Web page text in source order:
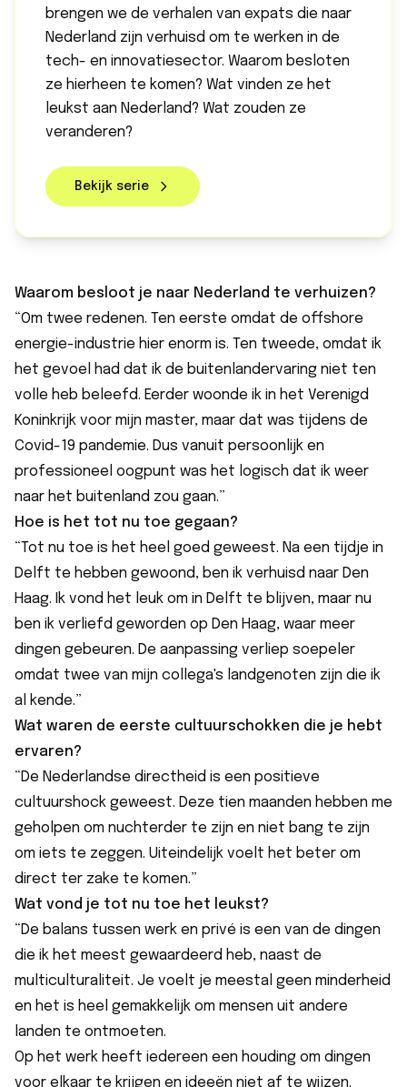
brengen we de verhalen van expats die naar
Nederland zijn verhuisd om te werken in de
tech- en innovatiesector. Waarom besloten
ze hierheen te komen? Wat vinden ze het
leukst aan Nederland? Wat zouden ze
veranderen?
Bekijk serie
Waarom besloot je naar Nederland te verhuizen?
“Om twee redenen. Ten eerste omdat de offshore
energie-industrie hier enorm is. Ten tweede, omdat ik
het gevoel had dat ik de buitenlandervaring niet ten
volle heb beleefd. Eerder woonde ik in het Verenigd
Koninkrijk voor mijn master, maar dat was tijdens de
Covid-19 pandemie. Dus vanuit persoonlijk en
professioneel oogpunt was het logisch dat ik weer
naar het buitenland zou gaan.”
Hoe is het tot nu toe gegaan?
“Tot nu toe is het heel goed geweest. Na een tijdje in
Delft te hebben gewoond, ben ik verhuisd naar Den
Haag. Ik vond het leuk om in Delft te blijven, maar nu
ben ik verliefd geworden op Den Haag, waar meer
dingen gebeuren. De aanpassing verliep soepeler
omdat twee van mijn collega's landgenoten zijn die ik
al kende.”
Wat waren de eerste cultuurschokken die je hebt
ervaren?
“De Nederlandse directheid is een positieve
cultuurshock geweest. Deze tien maanden hebben me
geholpen om nuchterder te zijn en niet bang te zijn
om iets te zeggen. Uiteindelijk voelt het beter om
direct ter zake te komen.”
Wat vond je tot nu toe het leukst?
“De balans tussen werk en privé is een van de dingen
die ik het meest gewaardeerd heb, naast de
multiculturaliteit. Je voelt je meestal geen minderheid
en het is heel gemakkelijk om mensen uit andere
landen te ontmoeten.
Op het werk heeft iedereen een houding om dingen
voor elkaar te krijgen en ideeën niet af te wijzen.